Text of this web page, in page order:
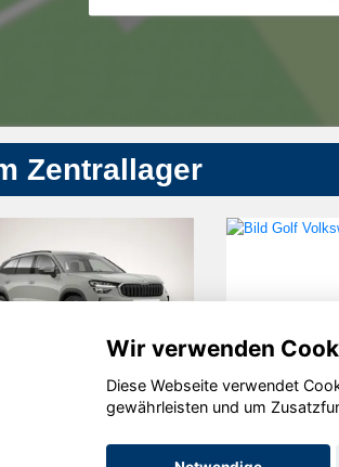
Zentrallager
Golf
Wir verwenden
Diese Webseite verwendet
gewährleisten und um